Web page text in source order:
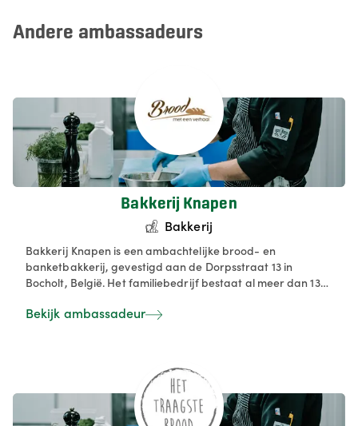
Andere ambassadeurs
Bakkerij Knapen
Bakkerij
Bakkerij Knapen is een ambachtelijke brood- en
banketbakkerij, gevestigd aan de Dorpsstraat 13 in
Bocholt, België. Het familiebedrijf bestaat al meer dan 132
bakker Jack Knapen. We hebben een hart voor ambacht en
Bekijk ambassadeur